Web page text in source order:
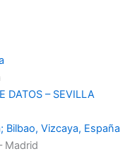
DATOS – SEVILLA
Bilbao, Vizcaya, España
Madrid